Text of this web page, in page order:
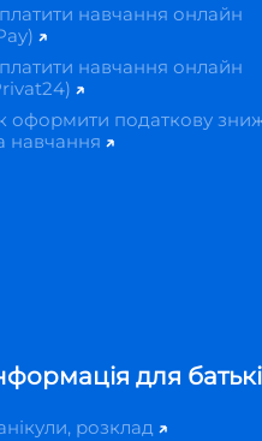
навчання онлайн
навчання онлайн
оформити податкову
навчання
для
розклад